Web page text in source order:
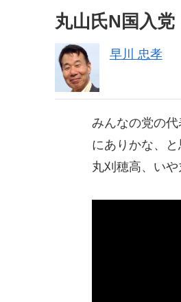
丸山氏N国入
早川 忠孝
みんなの党の
にありかな、
丸刈穂高、い